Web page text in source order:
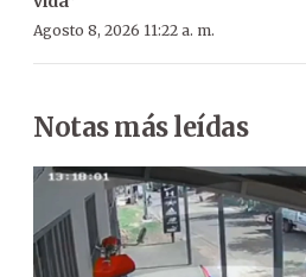
Agosto 8, 2026 11:22 a. m.
Notas más leídas